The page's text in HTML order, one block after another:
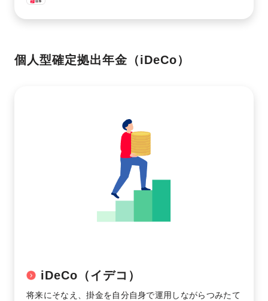
個人型確定拠出年金（iDeCo）
iDeCo（イデコ）
将来にそなえ、掛金を自分自身で運用しながらつみたて